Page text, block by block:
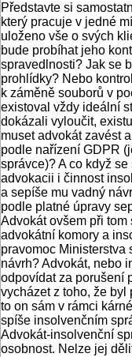
Představte si
který pracuje v jedné
uloženo vše o svých
bude probíhat jeho
spravedlnosti? Jak se
prohlídky? Nebo
k záměně souborů v
existoval vždy ideální
dokázali vyloučit,
muset advokát zavést
podle nařízení GDPR
správce)? A co když
advokacii i činnost
a sepíše mu vadný
podle platné úpravy
Advokát ovšem při
advokátní komory a
pravomoc Ministerstva
návrh? Advokát, nebo
odpovídat za porušení
vycházet z toho, že
to on sám v rámci
spíše insolvenčním
Advokát-insolvenční
osobnost. Nelze jej